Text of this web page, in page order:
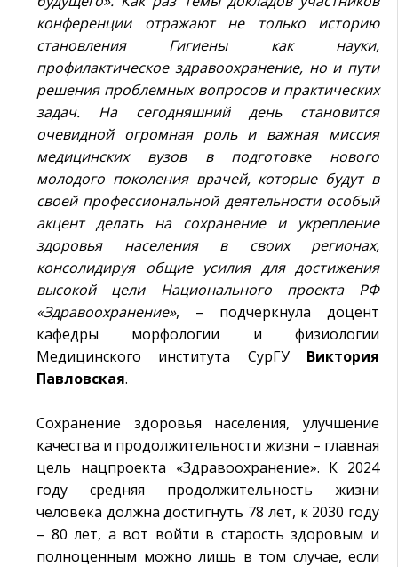
конференции отражают не только историю
становления Гигиены как науки,
профилактическое здравоохранение, но и пути
решения проблемных вопросов и практических
задач. На сегодняшний день становится
очевидной огромная роль и важная миссия
медицинских вузов в подготовке нового
молодого поколения врачей, которые будут в
своей профессиональной деятельности особый
акцент делать на сохранение и укрепление
здоровья населения в своих регионах,
консолидируя общие усилия для достижения
высокой цели Национального проекта РФ
«Здравоохранение», – подчеркнула доцент
кафедры морфологии и физиологии
Медицинского института СурГУ Виктория
Павловская.
Сохранение здоровья населения, улучшение
качества и продолжительности жизни – главная
цель нацпроекта «Здравоохранение». К 2024
году средняя продолжительность жизни
человека должна достигнуть 78 лет, к 2030 году
– 80 лет, а вот войти в старость здоровым и
полноценным можно лишь в том случае, если